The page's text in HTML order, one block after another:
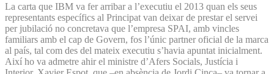
La carta que IBM va fer arribar a l’executiu el 2013 quan els seus
representants específics al Principat van deixar de prestar el servei
per jubilació no concretava que l’empresa SPAI, amb vincles
familiars amb el cap de Govern, fos l’únic partner oficial de la marca
al país, tal com des del mateix executiu s’havia apuntat inicialment.
Així ho va admetre ahir el ministre d’Afers Socials, Justícia i